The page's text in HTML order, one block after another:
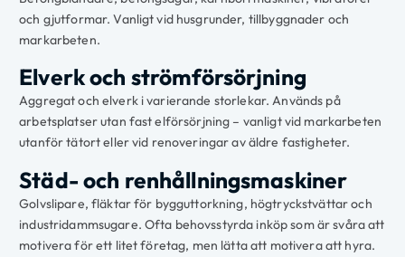
och gjutformar. Vanligt vid husgrunder, tillbyggnader och
markarbeten.
Elverk och strömförsörjning
Aggregat och elverk i varierande storlekar. Används på
arbetsplatser utan fast elförsörjning – vanligt vid markarbeten
utanför tätort eller vid renoveringar av äldre fastigheter.
Städ- och renhållningsmaskiner
Golvslipare, fläktar för bygguttorkning, högtryckstvättar och
industridammsugare. Ofta behovsstyrda inköp som är svåra att
motivera för ett litet företag, men lätta att motivera att hyra.